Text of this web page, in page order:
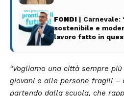
FONDI | Carnevale:
sostenibile e
lavoro fatto in
“Vogliamo una città sempre
giovani e alle persone fragili –
partendo dalla scuola, che